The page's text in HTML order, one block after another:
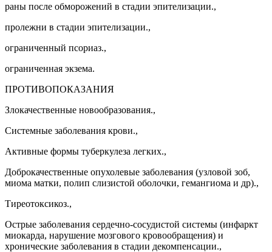
раны после обморожений в стадии эпителизации.,
пролежни в стадии эпителизации.,
ограниченный псориаз.,
ограниченная экзема.
ПРОТИВОПОКАЗАНИЯ
Злокачественные новообразования.,
Системные заболевания крови.,
Активные формы туберкулеза легких.,
Доброкачественные опухолевые заболевания (узловой зоб,
миома матки, полип слизистой оболочки, гемангиома и др).,
Тиреотоксикоз.,
Острые заболевания сердечно-сосудистой системы (инфаркт
миокарда, нарушение мозгового кровообращения) и
хронические заболевания в стадии декомпенсации.,